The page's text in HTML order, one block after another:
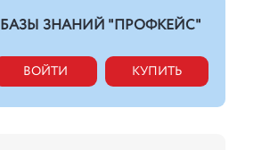
БАЗЫ ЗНАНИЙ "ПРОФКЕЙС"
ВОЙТИ КУПИТЬ